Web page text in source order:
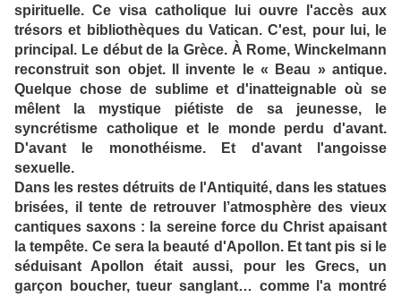
spirituelle. Ce visa catholique lui ouvre l'accès aux
trésors et bibliothèques du Vatican. C'est, pour lui, le
principal. Le début de la Grèce. À Rome, Winckelmann
reconstruit son objet. Il invente le « Beau » antique.
Quelque chose de sublime et d'inatteignable où se
mêlent la mystique piétiste de sa jeunesse, le
syncrétisme catholique et le monde perdu d'avant.
D'avant le monothéisme. Et d'avant l'angoisse
sexuelle.
Dans les restes détruits de l'Antiquité, dans les statues
brisées, il tente de retrouver l’atmosphère des vieux
cantiques saxons : la sereine force du Christ apaisant
la tempête. Ce sera la beauté d'Apollon. Et tant pis si le
séduisant Apollon était aussi, pour les Grecs, un
garçon boucher, tueur sanglant… comme l'a montré